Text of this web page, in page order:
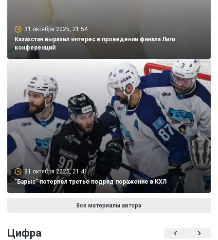
31 октября 2025, 21:54
Казахстан выразил интерес в проведении финала Лиги
конференций
31 октября 2025, 21:41
"Барыс" потерпел третье подряд поражение в КХЛ
Все материалы автора
Цифра